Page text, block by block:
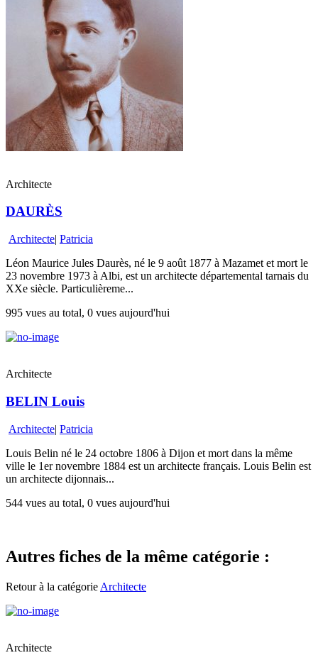
Architecte
DAURÈS
Architecte| Patricia
Léon Maurice Jules Daurès, né le 9 août 1877 à Mazamet et mort le
23 novembre 1973 à Albi, est un architecte départemental tarnais du
XXe siècle. Particulièreme...
995 vues au total, 0 vues aujourd'hui
Architecte
BELIN Louis
Architecte| Patricia
Louis Belin né le 24 octobre 1806 à Dijon et mort dans la même
ville le 1er novembre 1884 est un architecte français. Louis Belin est
un architecte dijonnais...
544 vues au total, 0 vues aujourd'hui
Autres fiches de la même catégorie :
Retour à la catégorie Architecte
Architecte